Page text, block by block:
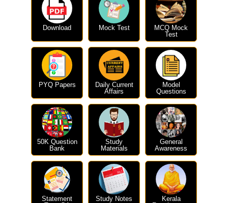
Download Mock Test
MCQ Mock
Test
PYQ Papers
Daily Current
Affairs
Model
Questions
50K Question
Bank
Study
Materials
General
Awareness
Statement
Study Notes
Kerala